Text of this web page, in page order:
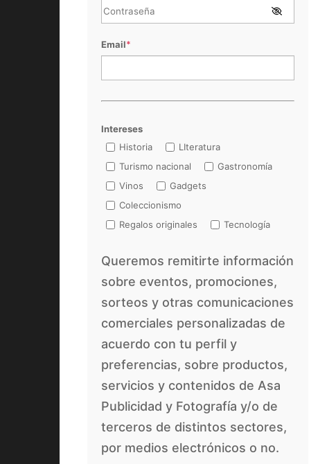
Email*
Intereses
Historia
LIteratura
Turismo nacional
Gastronomía
Vinos
Gadgets
Coleccionismo
Regalos originales
Tecnología
Queremos remitirte información
sobre eventos, promociones,
sorteos y otras comunicaciones
comerciales personalizadas de
acuerdo con tu perfil y
preferencias, sobre productos,
servicios y contenidos de Asa
Publicidad y Fotografía y/o de
terceros de distintos sectores,
por medios electrónicos o no.